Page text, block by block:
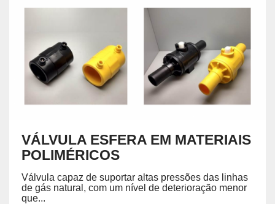
VÁLVULA ESFERA EM MATERIAIS
POLIMÉRICOS
Válvula capaz de suportar altas pressões das linhas
de gás natural, com um nível de deterioração menor
que...